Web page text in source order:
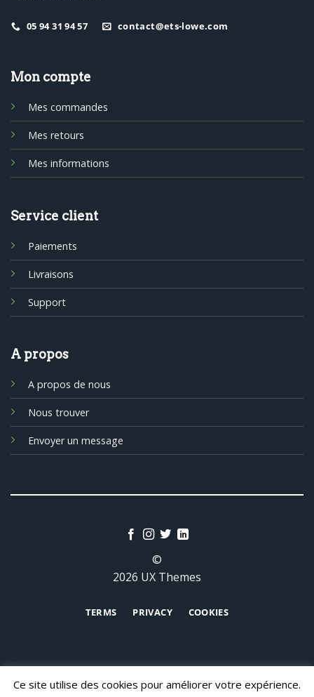
05 94 31 94 57 contact@ets-lowe.com
Mon compte
Mes commandes
Mes retours
Mes informations
Service client
Paiements
Livraisons
Support
A propos
A propos de nous
Nous trouver
Envoyer un message
©
2026 UX Themes
TERMS PRIVACY COOKIES